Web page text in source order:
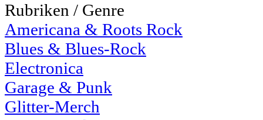
Rubriken / Genre
Americana & Roots Rock
Blues & Blues-Rock
Electronica
Garage & Punk
Glitter-Merch